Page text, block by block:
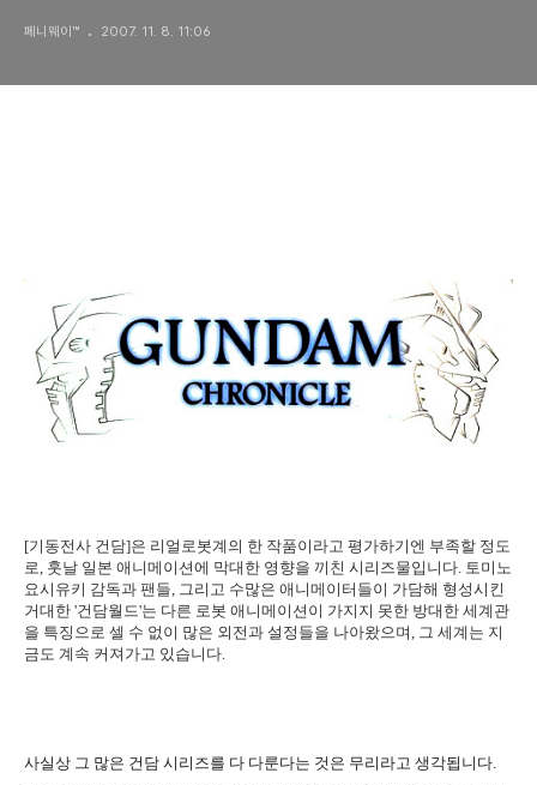
페니웨이™ 2007. 11. 8. 11:06
[기동전사 건담]은 리얼로봇계의 한 작품이라고 평가하기엔 부족할 정도
로, 훗날 일본 애니메이션에 막대한 영향을 끼친 시리즈물입니다. 토미노
요시유키 감독과 팬들, 그리고 수많은 애니메이터들이 가담해 형성시킨
거대한 '건담월드'는 다른 로봇 애니메이션이 가지지 못한 방대한 세계관
을 특징으로 셀 수 없이 많은 외전과 설정들을 나아왔으며, 그 세계는 지
금도 계속 커져가고 있습니다.
사실상 그 많은 건담 시리즈를 다 다룬다는 것은 무리라고 생각됩니다.